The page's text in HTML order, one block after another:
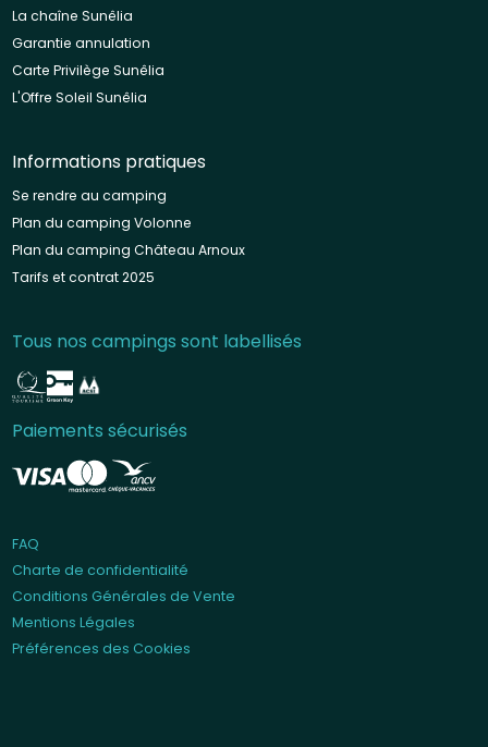
La chaîne Sunêlia
Garantie annulation
Carte Privilège Sunêlia
L'Offre Soleil Sunêlia
Informations pratiques
Se rendre au camping
Plan du camping Volonne
Plan du camping Château Arnoux
Tarifs et contrat 2025
Tous nos campings sont labellisés
Paiements sécurisés
FAQ
Charte de confidentialité
Conditions Générales de Vente
Mentions Légales
Préférences des Cookies